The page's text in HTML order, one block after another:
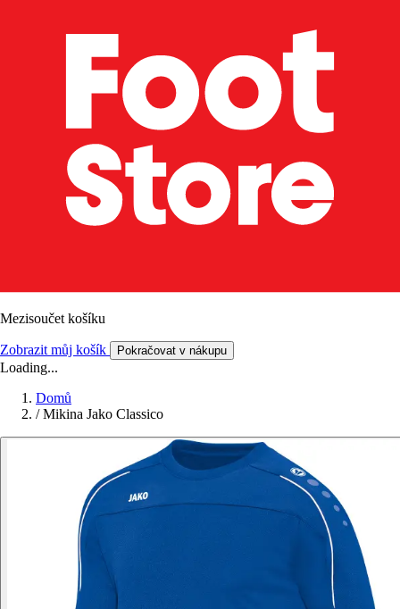
Mezisoučet košíku
Zobrazit můj košík Pokračovat v nákupu
Loading...
Domů
/ Mikina Jako Classico